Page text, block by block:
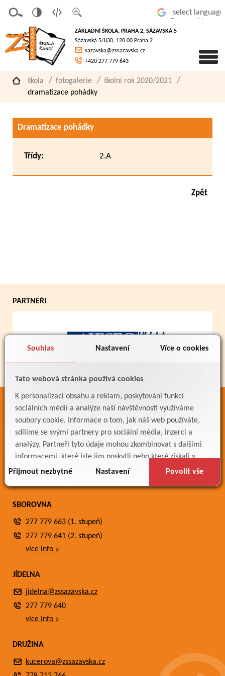
Souhlas Nastavení Více o cookies
Tato webová stránka používá cookies
K personalizaci obsahu a reklam, poskytování funkcí
sociálních médií a analýze naší návštěvnosti využíváme
soubory cookie. Informace o tom, jak náš web používáte,
sdílíme se svými partnery pro sociální média, inzerci a
analýzy. Partneři tyto údaje mohou zkombinovat s dalšími
informacemi, které jste jim poskytli nebo které získali v
důsledku toho, že používáte jejich služby.
Přijmout nezbytné Nastavení Povolit vše
písmo
á
verze
pro
slaboz
raké
ZÁKLADNÍ ŠKOLA, PRAHA 2, SÁZAVSKÁ 5
Sázavská 5/830, 120 00 Praha 2
sazavska@zssazavska.cz
+420 277 779 643
škola fotogalerie
školní rok 2020/2021
dramatizace pohádky
Dramatizace pohádky
Třídy: 2.A
Zpět
PARTNEŘI
ODKAZY
Bakaláři
Jídelníček
Meteostanice
SBOROVNA
277 779 663 (1. stupeň)
277 779 641 (2. stupeň)
více info »
JÍDELNA
jidelna@zssazavska.cz
277 779 640
více info »
DRUŽINA
kucerova@zssazavska.cz